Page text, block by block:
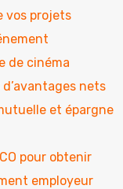
vos projets
de cinéma
nets
et épargne
pour obtenir
employeur